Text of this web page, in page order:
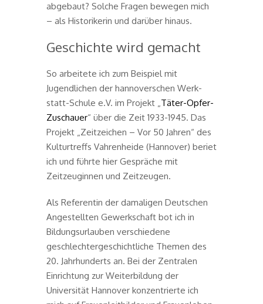
abgebaut? Solche Fragen bewegen mich
– als Historikerin und darüber hinaus.
Geschichte wird gemacht
So arbeitete ich zum Beispiel mit
Jugendlichen der hannoverschen Werk-
statt-Schule e.V. im Projekt „Täter-Opfer-
Zuschauer“ über die Zeit 1933-1945. Das
Projekt „Zeitzeichen – Vor 50 Jahren“ des
Kulturtreffs Vahrenheide (Hannover) beriet
ich und führte hier Gespräche mit
Zeitzeuginnen und Zeitzeugen.
Als Referentin der damaligen Deutschen
Angestellten Gewerkschaft bot ich in
Bildungsurlauben verschiedene
geschlechtergeschichtliche Themen des
20. Jahrhunderts an. Bei der Zentralen
Einrichtung zur Weiterbildung der
Universität Hannover konzentrierte ich